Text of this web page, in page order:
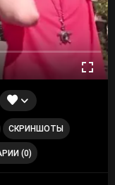
СКРИНШОТЫ
(0)